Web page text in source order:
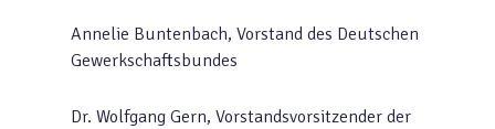
Annelie Buntenbach, Vorstand des Deutschen
Gewerkschaftsbundes
Dr. Wolfgang Gern, Vorstandsvorsitzender der